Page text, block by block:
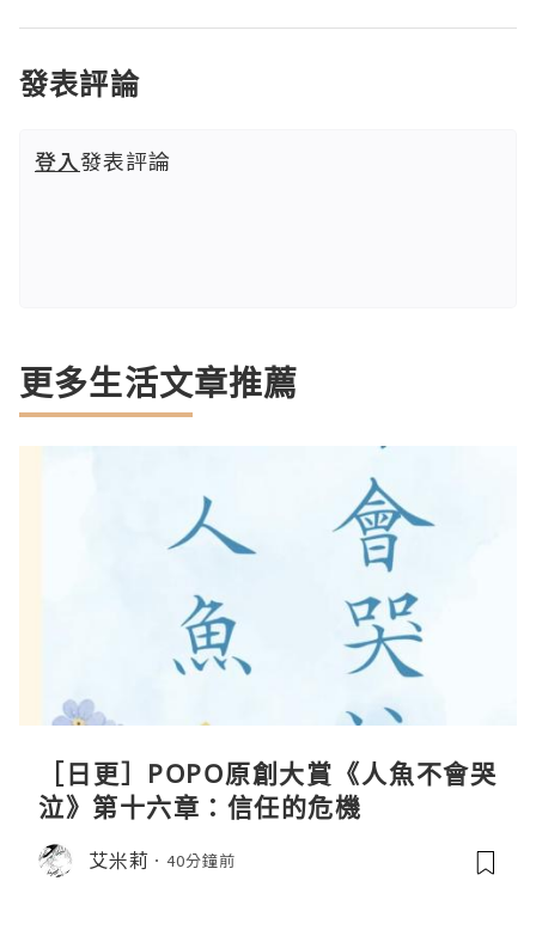
發表評論
登入發表評論
更多生活文章推薦
［日更］POPO原創大賞《人魚不會哭
泣》第十六章：信任的危機
艾米莉 40分鐘前